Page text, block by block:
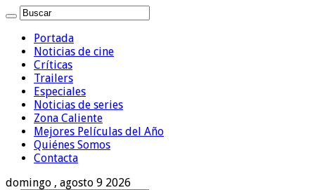
Portada
Noticias de cine
Críticas
Trailers
Especiales
Noticias de series
Zona Caliente
Mejores Películas del Año
Quiénes Somos
Contacta
domingo , agosto 9 2026